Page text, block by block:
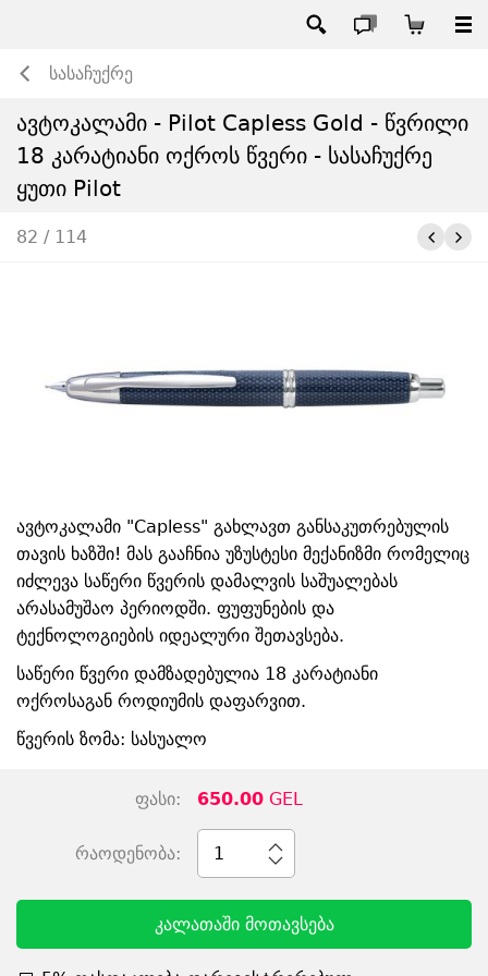
სასაჩუქრე
ავტოკალამი - Pilot Capless Gold - წვრილი
18 კარატიანი ოქროს წვერი - სასაჩუქრე
ყუთი Pilot
82 / 114
ავტოკალამი "Capless" გახლავთ განსაკუთრებულის
თავის ხაზში! მას გააჩნია უზუსტესი მექანიზმი რომელიც
იძლევა საწერი წვერის დამალვის საშუალებას
არასამუშაო პერიოდში. ფუფუნების და
ტექნოლოგიების იდეალური შეთავსება.
საწერი წვერი დამზადებულია 18 კარატიანი
ოქროსაგან როდიუმის დაფარვით.
წვერის ზომა: სასუალო
ფასი: 650.00GEL
რაოდენობა: 1
კალათაში მოთავსება